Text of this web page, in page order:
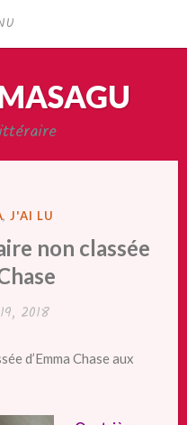
,J'AI LU
non classée
2018
d’Emma Chase aux